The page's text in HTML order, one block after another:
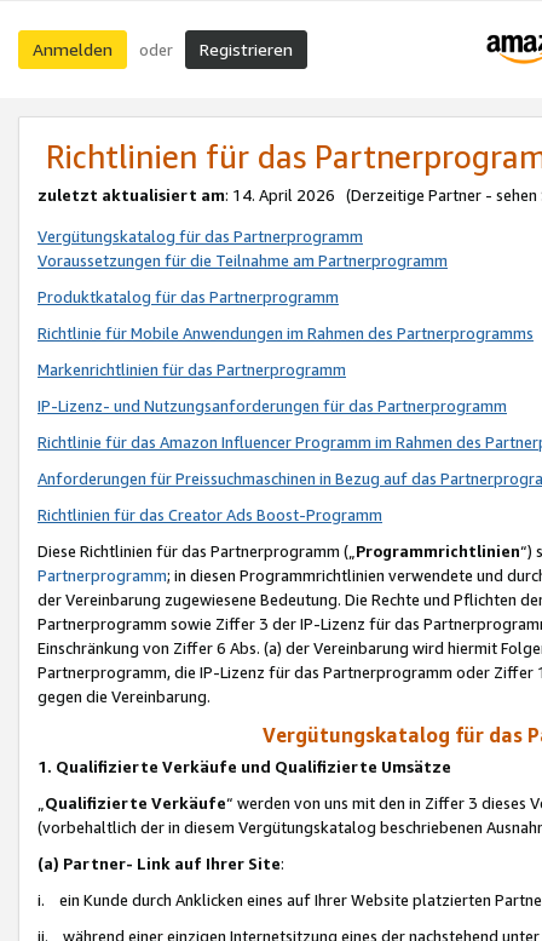
Anmelden oder Registrieren
Richtlinien für das
zuletzt aktualisiert am: 14. April 2026 (Derzeitige Partner - sehen
Vergütungskatalog für das Partnerprogramm
Voraussetzungen für die Teilnahme am Partnerprogramm
Produktkatalog für das Partnerprogramm
Richtlinie für Mobile Anwendungen im Rahmen des Partnerprogramms
Markenrichtlinien für das Partnerprogramm
IP-Lizenz- und Nutzungsanforderungen für das Partnerprogramm
Richtlinie für das Amazon Influencer Programm im Rahmen des
Anforderungen für Preissuchmaschinen in Bezug auf das
Richtlinien für das Creator Ads Boost-Programm
Diese Richtlinien für das Partnerprogramm („Programmrichtlinien“)
Partnerprogramm; in diesen Programmrichtlinien verwendete und
der Vereinbarung zugewiesene Bedeutung. Die Rechte und Pflichten
Partnerprogramm sowie Ziffer 3 der IP-Lizenz für das
Einschränkung von Ziffer 6 Abs. (a) der Vereinbarung wird hiermit
Partnerprogramm, die IP-Lizenz für das Partnerprogramm oder
gegen die Vereinbarung.
Vergütungskatalog für das
1. Qualifizierte Verkäufe und Qualifizierte Umsätze
Qualifizierte Verkäufe“ werden von uns mit den in Ziffer 3
(vorbehaltlich der in diesem Vergütungskatalog beschriebenen
(a) Partner- Link auf Ihrer Site:
i. ein Kunde durch Anklicken eines auf Ihrer Website platzierten
ii. während einer einzigen Internetsitzung eines der nachstehend